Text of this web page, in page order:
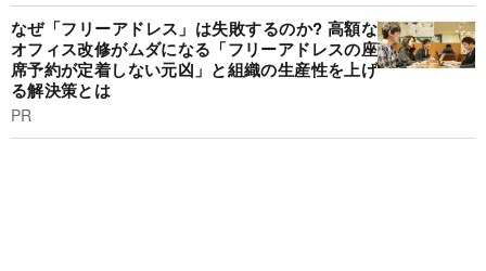
なぜ「フリーアドレス」は失敗するのか? 高額な
オフィス改修がムダになる「フリーアドレスの座
席予約が定着しない元凶」と組織の生産性を上げ
る解決策とは
PR